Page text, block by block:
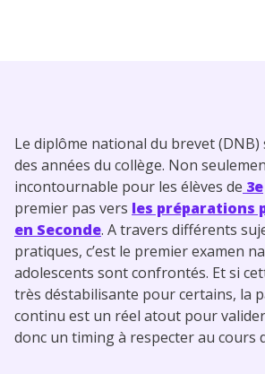
Le diplôme national du brevet (DNB)
des années du collège. Non
incontournable pour les élèves de 3e
premier pas vers les préparations
en Seconde. A travers différents
pratiques, c’est le premier examen
adolescents sont confrontés. Et si
très déstabilisante pour certains, la
continu est un réel atout pour
donc un timing à respecter au cours